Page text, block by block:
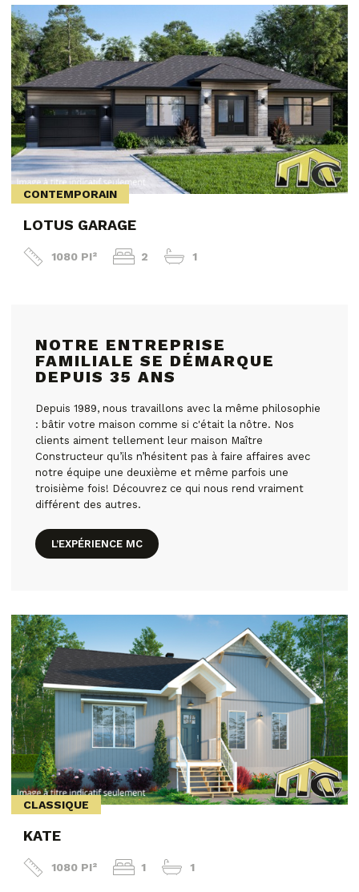
CONTEMPORAIN
LOTUS GARAGE
1080 PI² 2 1
NOTRE ENTREPRISE
FAMILIALE SE DÉMARQUE
DEPUIS 35 ANS
Depuis 1989, nous travaillons avec la même philosophie
: bâtir votre maison comme si c'était la nôtre. Nos
clients aiment tellement leur maison Maître
Constructeur qu’ils n’hésitent pas à faire affaires avec
notre équipe une deuxième et même parfois une
troisième fois! Découvrez ce qui nous rend vraiment
différent des autres.
L’EXPÉRIENCE MC
CLASSIQUE
KATE
1080 PI² 1 1